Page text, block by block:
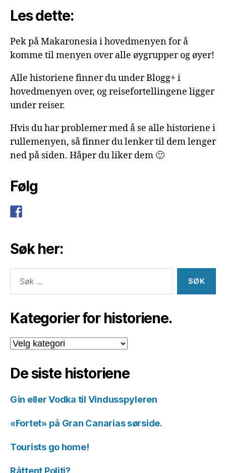
Les dette:
Pek på Makaronesia i hovedmenyen for å
komme til menyen over alle øygrupper og øyer!
Alle historiene finner du under Blogg+ i
hovedmenyen over, og reisefortellingene ligger
under reiser.
Hvis du har problemer med å se alle historiene i
rullemenyen, så finner du lenker til dem lenger
ned på siden. Håper du liker dem 🙂
Følg
Søk her:
etter:
Kategorier for historiene.
Kategorier
for
De siste historiene
Gin eller Vodka til Vindusspyleren
«Fortet» på Gran Canarias sørside.
Tourists go home!
Råttent Politi?